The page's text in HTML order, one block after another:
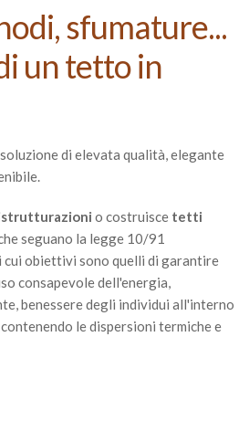
sfumature...
un tetto in
di elevata qualità, elegante
o costruisce tetti
seguano la legge 10/91
obiettivi sono quelli di garantire
consapevole dell'energia,
benessere degli individui all'interno
le dispersioni termiche e